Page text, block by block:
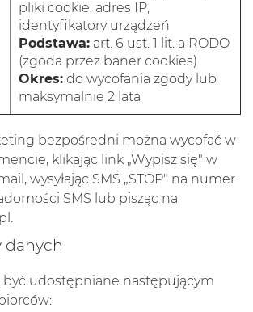
pliki cookie, adres IP,
identyfikatory urządzeń
Podstawa: art. 6 ust. 1 lit. a RODO
(zgoda przez baner cookies)
Okres: do wycofania zgody lub
maksymalnie 2 lata
bezpośredni można wycofać w
klikając link „Wypisz się" w
wysyłając SMS „STOP" na numer
SMS lub pisząc na
.
danych
być udostępniane następującym